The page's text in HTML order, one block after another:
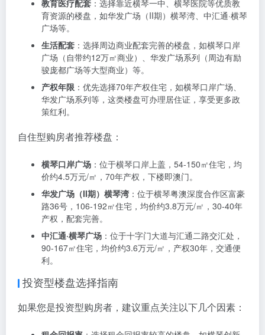
根据您的需求，横琴楼盘可分为自住型和投资型两大
类，以下是针对不同需求的购买指南：
自住型楼盘选择指南
如果您是自住型购房者，建议重点关注以下几个因素：
交通便利性
期）横琴湾等。
育资源的楼盘，如华发广场（II期）横琴湾、中汇通·横琴
广场等。
生活配套 ：选择周边商业配套完善的楼盘，如横琴口岸
广场（自带约12万㎡商业）、华发广场系列（周边有励
骏庞都广场等大型商业）等。
产权年限：优先选择70年产权住宅，如横琴口岸广场、
华发广场系列等，这类楼盘可办理居住证，享受更多政
策红利。
自住型购房者推荐楼盘：
横琴口岸广场：位于横琴口岸上盖，54-150㎡住宅，均